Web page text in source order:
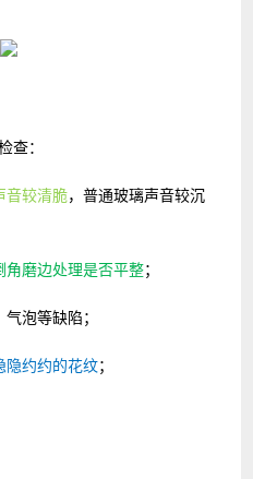
查：
音较清脆，普通玻璃声音较沉
角磨边处理是否平整；
泡等缺陷；
隐约约的花纹；